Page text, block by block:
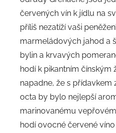
červených vín k jídlu na
příliš nezatíží vaši
marmeládových jahod a
bylin a krvavých
hodí k pikantním čínským
napadne, že s přídavkem
octa by bylo nejlepší
marinovanému
hodí ovocné červené